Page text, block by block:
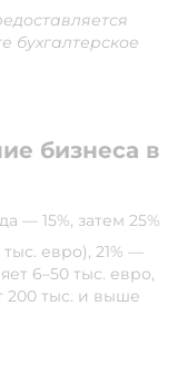
бухгалтерское
бизнеса в
— 15%, затем 25%
евро), 21% —
6–50 тыс. евро,
200 тыс. и выше